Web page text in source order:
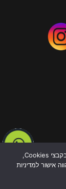
לשם חוויית שימוש נוחה ובטוחה אנו עושים שימוש בקבצי Cookies,
אישור למדיניות